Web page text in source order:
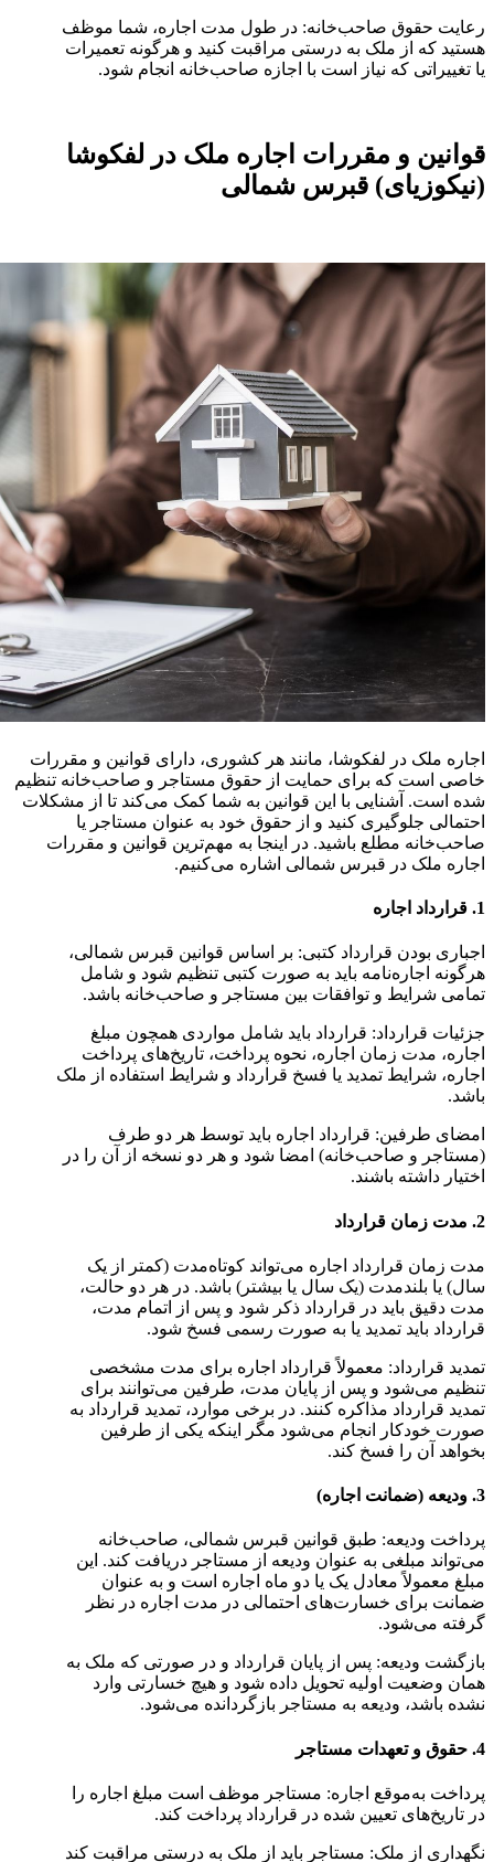
رعایت حقوق صاحب‌خانه: در طول مدت اجاره، شما موظف
هستید که از ملک به درستی مراقبت کنید و هرگونه تعمیرات
یا تغییراتی که نیاز است با اجازه صاحب‌خانه انجام شود.
قوانین و مقررات اجاره ملک در لفکوشا
(نیکوزیای) قبرس شمالی
اجاره ملک در لفکوشا، مانند هر کشوری، دارای قوانین و مقررات
خاصی است که برای حمایت از حقوق مستاجر و صاحب‌خانه تنظیم
شده است. آشنایی با این قوانین به شما کمک می‌کند تا از مشکلات
احتمالی جلوگیری کنید و از حقوق خود به عنوان مستاجر یا
صاحب‌خانه مطلع باشید. در اینجا به مهم‌ترین قوانین و مقررات
اجاره ملک در قبرس شمالی اشاره می‌کنیم.
1. قرارداد اجاره
اجباری بودن قرارداد کتبی: بر اساس قوانین قبرس شمالی،
هرگونه اجاره‌نامه باید به صورت کتبی تنظیم شود و شامل
تمامی شرایط و توافقات بین مستاجر و صاحب‌خانه باشد.
جزئیات قرارداد: قرارداد باید شامل مواردی همچون مبلغ
اجاره، مدت زمان اجاره، نحوه پرداخت، تاریخ‌های پرداخت
اجاره، شرایط تمدید یا فسخ قرارداد و شرایط استفاده از ملک
باشد.
امضای طرفین: قرارداد اجاره باید توسط هر دو طرف
(مستاجر و صاحب‌خانه) امضا شود و هر دو نسخه از آن را در
اختیار داشته باشند.
2. مدت زمان قرارداد
مدت زمان قرارداد اجاره می‌تواند کوتاه‌مدت (کمتر از یک
سال) یا بلندمدت (یک سال یا بیشتر) باشد. در هر دو حالت،
مدت دقیق باید در قرارداد ذکر شود و پس از اتمام مدت،
قرارداد باید تمدید یا به صورت رسمی فسخ شود.
تمدید قرارداد: معمولاً قرارداد اجاره برای مدت مشخصی
تنظیم می‌شود و پس از پایان مدت، طرفین می‌توانند برای
تمدید قرارداد مذاکره کنند. در برخی موارد، تمدید قرارداد به
صورت خودکار انجام می‌شود مگر اینکه یکی از طرفین
بخواهد آن را فسخ کند.
3. ودیعه (ضمانت اجاره)
پرداخت ودیعه: طبق قوانین قبرس شمالی، صاحب‌خانه
می‌تواند مبلغی به عنوان ودیعه از مستاجر دریافت کند. این
مبلغ معمولاً معادل یک یا دو ماه اجاره است و به عنوان
ضمانت برای خسارت‌های احتمالی در مدت اجاره در نظر
گرفته می‌شود.
بازگشت ودیعه: پس از پایان قرارداد و در صورتی که ملک به
همان وضعیت اولیه تحویل داده شود و هیچ خسارتی وارد
نشده باشد، ودیعه به مستاجر بازگردانده می‌شود.
4. حقوق و تعهدات مستاجر
پرداخت به‌موقع اجاره: مستاجر موظف است مبلغ اجاره را
در تاریخ‌های تعیین شده در قرارداد پرداخت کند.
نگهداری از ملک: مستاجر باید از ملک به درستی مراقبت کند